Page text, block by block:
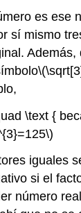
es ese
sí mismo
Además,
\text {
iguales
si el
número